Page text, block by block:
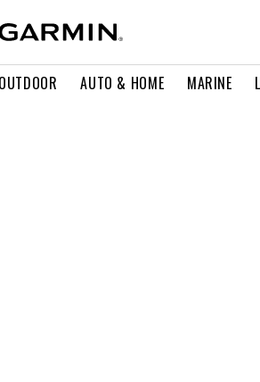
OUTDOOR AUTO & HOME MARINE